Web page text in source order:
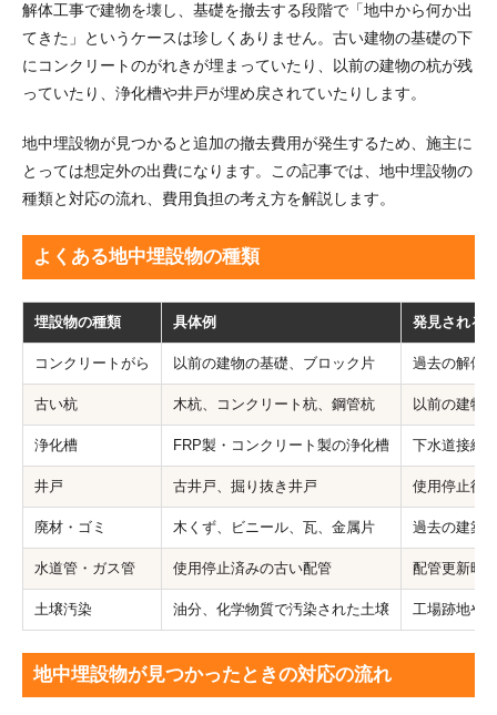
解体工事で建物を壊し、基礎を撤去する段階で「地中から何か出
てきた」というケースは珍しくありません。古い建物の基礎の下
にコンクリートのがれきが埋まっていたり、以前の建物の杭が残
っていたり、浄化槽や井戸が埋め戻されていたりします。
地中埋設物が見つかると追加の撤去費用が発生するため、施主に
とっては想定外の出費になります。この記事では、地中埋設物の
種類と対応の流れ、費用負担の考え方を解説します。
よくある地中埋設物の種類
埋設物の種類 具体例 発見される
コンクリートがら 以前の建物の基礎、ブロック片 過去の解体
古い杭 木杭、コンクリート杭、鋼管杭 以前の建物
浄化槽 FRP製・コンクリート製の浄化槽 下水道接続
井戸 古井戸、掘り抜き井戸 使用停止後
廃材・ゴミ 木くず、ビニール、瓦、金属片 過去の建築
水道管・ガス管 使用停止済みの古い配管 配管更新時
土壌汚染 油分、化学物質で汚染された土壌 工場跡地や
地中埋設物が見つかったときの対応の流れ